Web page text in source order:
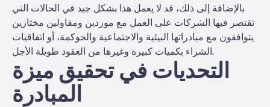
بالإضافة إلى ذلك، قد لا يعمل هذا بشكل جيد في الحالات التي
تقتصر فيها الشركات على العمل مع موردين ومقاولين مختارين
يتوافقون مع مبادراتها البيئية والاجتماعية والحوكمة، أو اتفاقيات
الشراء بكميات كبيرة وغيرها من العقود طويلة الأجل.
التحديات في تحقيق ميزة
المبادرة